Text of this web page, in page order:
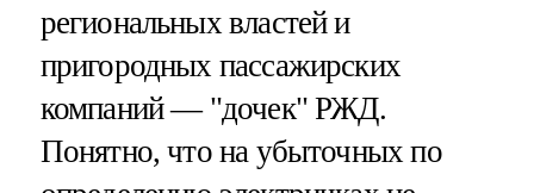
региональных властей и
пригородных пассажирских
компаний — "дочек" РЖД.
Понятно, что на убыточных по